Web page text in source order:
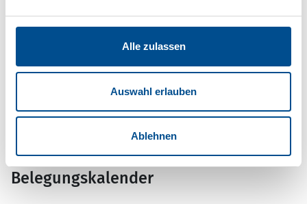
Alle zulassen
Auswahl erlauben
Ablehnen
verhindert. Um die Funktionen nutzen zu können,
oder setzen sie auf Ihre Whitelist.
haben, können Sie weiterhin selbst bestimmen,
welche Funktionen genutzt werden sollen.
Belegungskalender